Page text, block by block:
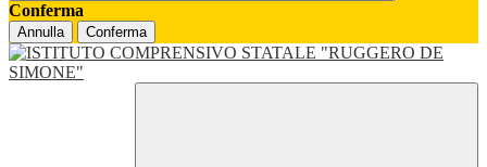
Conferma
Annulla Conferma